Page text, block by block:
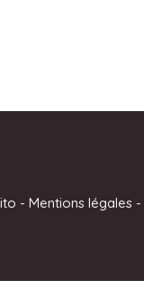
- Mentions légales-